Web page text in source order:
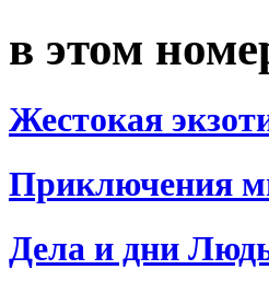
в этом
Жестокая
Приключения
Дела и дни